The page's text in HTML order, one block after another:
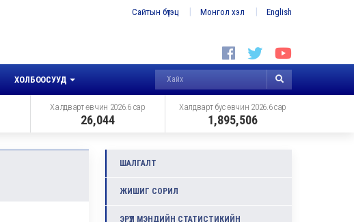
Сайтын бүтэц Монгол хэл English
ХОЛБООСУУД
Халдварт өвчин 2026.6 сар
26,044
Халдварт бус өвчин 2026.6 сар
1,895,506
ШАЛГАЛТ
ЖИШИГ СОРИЛ
ЭРҮҮЛ МЭНДИЙН СТАТИСТИКИЙН